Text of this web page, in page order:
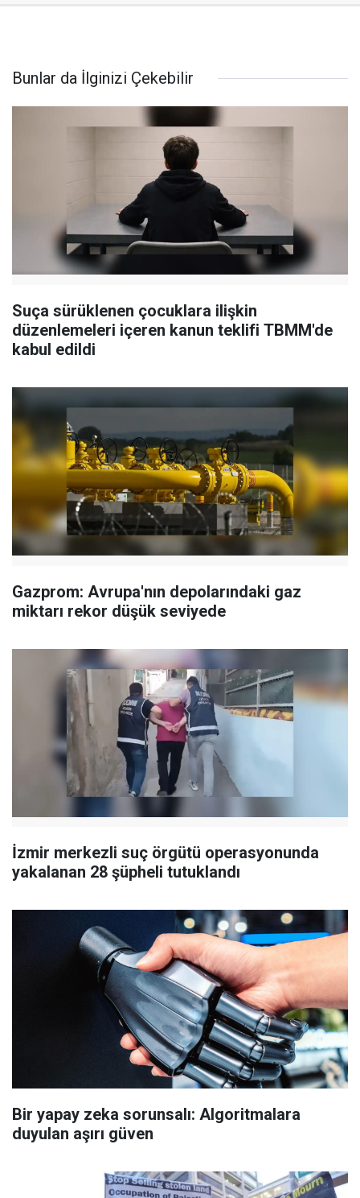
Bunlar da İlginizi Çekebilir
Suça sürüklenen çocuklara ilişkin
düzenlemeleri içeren kanun teklifi TBMM'de
kabul edildi
Gazprom: Avrupa'nın depolarındaki gaz
miktarı rekor düşük seviyede
İzmir merkezli suç örgütü operasyonunda
yakalanan 28 şüpheli tutuklandı
Bir yapay zeka sorunsalı: Algoritmalara
duyulan aşırı güven